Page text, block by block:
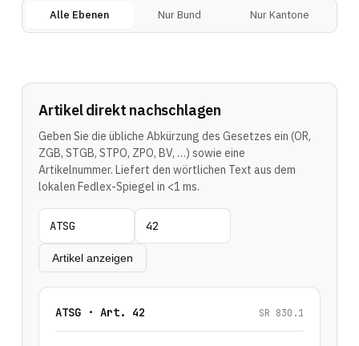
Alle Ebenen Nur Bund Nur Kantone
Artikel direkt nachschlagen
Geben Sie die übliche Abkürzung des Gesetzes ein (OR,
ZGB, STGB, STPO, ZPO, BV, …) sowie eine
Artikelnummer. Liefert den wörtlichen Text aus dem
lokalen Fedlex-Spiegel in <1 ms.
Artikel anzeigen
ATSG · Art. 42 SR 830.1